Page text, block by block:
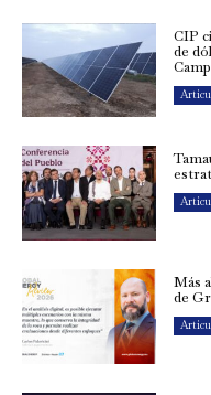
CIP
de
Más
de